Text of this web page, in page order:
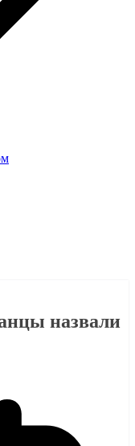
назвали